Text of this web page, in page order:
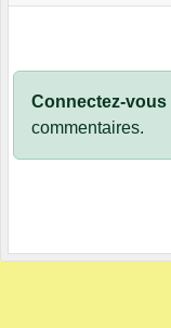
Connectez-vous
commentaires.